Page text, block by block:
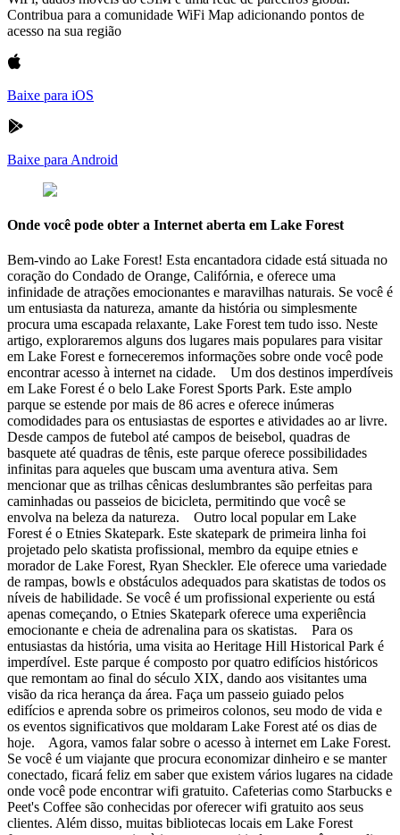
Contribua para a comunidade WiFi Map adicionando pontos de
acesso na sua região
Baixe para iOS
Baixe para Android
Onde você pode obter a Internet aberta em Lake Forest
Bem-vindo ao Lake Forest! Esta encantadora cidade está situada no
coração do Condado de Orange, Califórnia, e oferece uma
infinidade de atrações emocionantes e maravilhas naturais. Se você é
um entusiasta da natureza, amante da história ou simplesmente
procura uma escapada relaxante, Lake Forest tem tudo isso. Neste
artigo, exploraremos alguns dos lugares mais populares para visitar
em Lake Forest e forneceremos informações sobre onde você pode
encontrar acesso à internet na cidade. Um dos destinos imperdíveis
em Lake Forest é o belo Lake Forest Sports Park. Este amplo
parque se estende por mais de 86 acres e oferece inúmeras
comodidades para os entusiastas de esportes e atividades ao ar livre.
Desde campos de futebol até campos de beisebol, quadras de
basquete até quadras de tênis, este parque oferece possibilidades
infinitas para aqueles que buscam uma aventura ativa. Sem
mencionar que as trilhas cênicas deslumbrantes são perfeitas para
caminhadas ou passeios de bicicleta, permitindo que você se
envolva na beleza da natureza. Outro local popular em Lake
Forest é o Etnies Skatepark. Este skatepark de primeira linha foi
projetado pelo skatista profissional, membro da equipe etnies e
morador de Lake Forest, Ryan Sheckler. Ele oferece uma variedade
de rampas, bowls e obstáculos adequados para skatistas de todos os
níveis de habilidade. Se você é um profissional experiente ou está
apenas começando, o Etnies Skatepark oferece uma experiência
emocionante e cheia de adrenalina para os skatistas. Para os
entusiastas da história, uma visita ao Heritage Hill Historical Park é
imperdível. Este parque é composto por quatro edifícios históricos
que remontam ao final do século XIX, dando aos visitantes uma
visão da rica herança da área. Faça um passeio guiado pelos
edifícios e aprenda sobre os primeiros colonos, seu modo de vida e
os eventos significativos que moldaram Lake Forest até os dias de
hoje. Agora, vamos falar sobre o acesso à internet em Lake Forest.
Se você é um viajante que procura economizar dinheiro e se manter
conectado, ficará feliz em saber que existem vários lugares na cidade
onde você pode encontrar wifi gratuito. Cafeterias como Starbucks e
Peet's Coffee são conhecidas por oferecer wifi gratuito aos seus
clientes. Além disso, muitas bibliotecas locais em Lake Forest